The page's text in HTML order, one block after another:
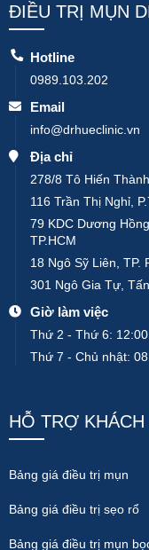
ĐIỀU TRỊ MỤN
Hotline
0989.103.202
Email
info@drhueclinic.vn
Địa chỉ
278/8 Tô Hiến
116 Trần Thị Nghỉ,
79 KDC Dương
TP.HCM
18 Ngô Sỹ Liên, TP.
301 Ngô Gia Tự,
Giờ làm việc
Thứ 2 - Thứ 6:
Thứ 7 - Chủ nhật:
HỖ TRỢ KHÁCH
Bảng giá điều trị mụn
Bảng giá điều trị sẹo rổ
Bảng giá điều trị mụn